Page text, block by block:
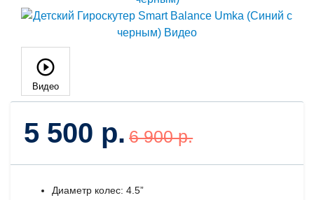
Видео
5 500 р. 6 900 р.
Диаметр колес: 4.5”